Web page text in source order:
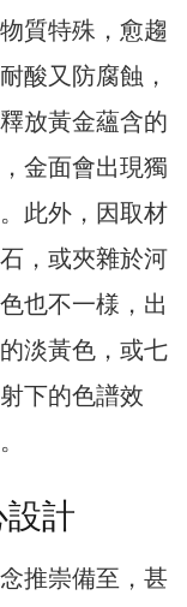
質特殊，愈趨
酸又防腐蝕，
放黃金蘊含的
金面會出現獨
此外，因取材
，或夾雜於河
也不一様，出
淡黃色，或七
下的色譜效
計
推崇備至，甚